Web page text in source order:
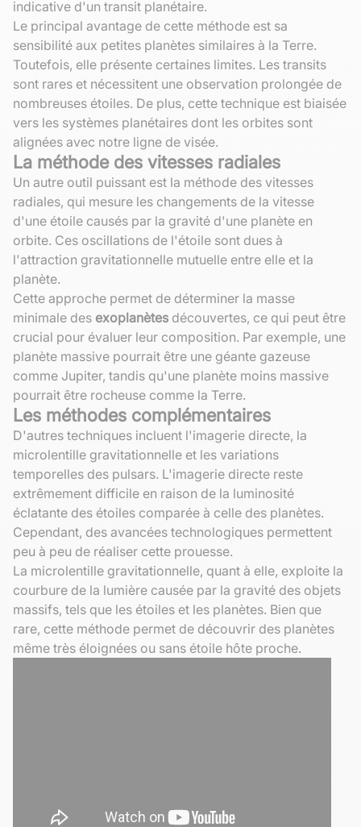
indicative d'un transit planétaire.
Le principal avantage de cette méthode est sa
sensibilité aux petites planètes similaires à la Terre.
Toutefois, elle présente certaines limites. Les transits
sont rares et nécessitent une observation prolongée de
nombreuses étoiles. De plus, cette technique est biaisée
vers les systèmes planétaires dont les orbites sont
alignées avec notre ligne de visée.
La méthode des vitesses radiales
Un autre outil puissant est la méthode des vitesses
radiales, qui mesure les changements de la vitesse
d'une étoile causés par la gravité d'une planète en
orbite. Ces oscillations de l'étoile sont dues à
l'attraction gravitationnelle mutuelle entre elle et la
planète.
Cette approche permet de déterminer la masse
minimale des exoplanètes découvertes, ce qui peut être
crucial pour évaluer leur composition. Par exemple, une
planète massive pourrait être une géante gazeuse
comme Jupiter, tandis qu'une planète moins massive
pourrait être rocheuse comme la Terre.
Les méthodes complémentaires
D'autres techniques incluent l'imagerie directe, la
microlentille gravitationnelle et les variations
temporelles des pulsars. L'imagerie directe reste
extrêmement difficile en raison de la luminosité
éclatante des étoiles comparée à celle des planètes.
Cependant, des avancées technologiques permettent
peu à peu de réaliser cette prouesse.
La microlentille gravitationnelle, quant à elle, exploite la
courbure de la lumière causée par la gravité des objets
massifs, tels que les étoiles et les planètes. Bien que
rare, cette méthode permet de découvrir des planètes
même très éloignées ou sans étoile hôte proche.